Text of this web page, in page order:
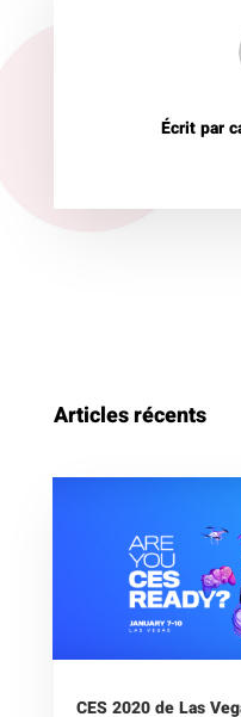
Écrit par
Articles récents
CES 2020 de Las